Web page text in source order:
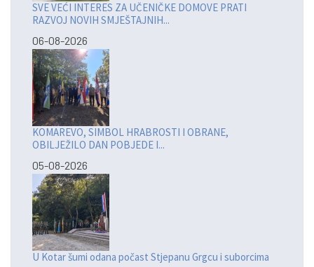
SVE VEĆI INTERES ZA UČENIČKE DOMOVE PRATI
RAZVOJ NOVIH SMJEŠTAJNIH...
06-08-2026
KOMAREVO, SIMBOL HRABROSTI I OBRANE,
OBILJEŽILO DAN POBJEDE I...
05-08-2026
U Kotar šumi odana počast Stjepanu Grgcu i suborcima